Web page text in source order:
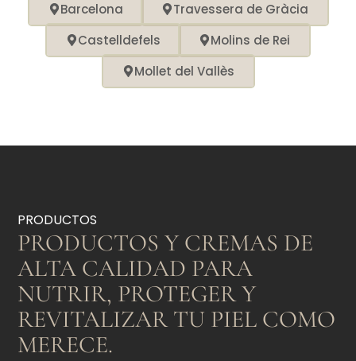
Barcelona
Travessera de Gràcia
Castelldefels
Molins de Rei
Mollet del Vallès
PRODUCTOS
PRODUCTOS Y CREMAS DE
ALTA CALIDAD PARA
NUTRIR, PROTEGER Y
REVITALIZAR TU PIEL COMO
MERECE.